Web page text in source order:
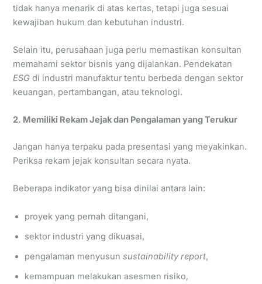
tidak hanya menarik di atas kertas, tetapi juga sesuai
kewajiban hukum dan kebutuhan industri.
Selain itu, perusahaan juga perlu memastikan konsultan
memahami sektor bisnis yang dijalankan. Pendekatan
ESG di industri manufaktur tentu berbeda dengan sektor
keuangan, pertambangan, atau teknologi.
2. Memiliki Rekam Jejak dan Pengalaman yang Terukur
Jangan hanya terpaku pada presentasi yang meyakinkan.
Periksa rekam jejak konsultan secara nyata.
Beberapa indikator yang bisa dinilai antara lain:
proyek yang pernah ditangani,
sektor industri yang dikuasai,
pengalaman menyusunsustainability report,
kemampuan melakukan asesmen risiko,